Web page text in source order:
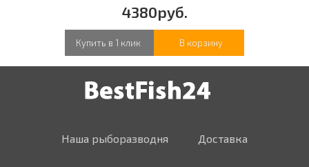
4380руб.
Купить в 1 клик В корзину
Наша рыборазводня Доставка